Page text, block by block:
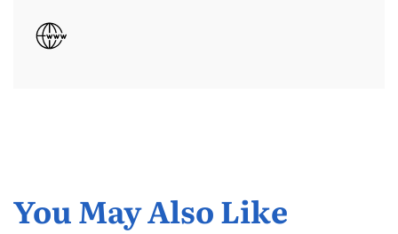
You May Also Like